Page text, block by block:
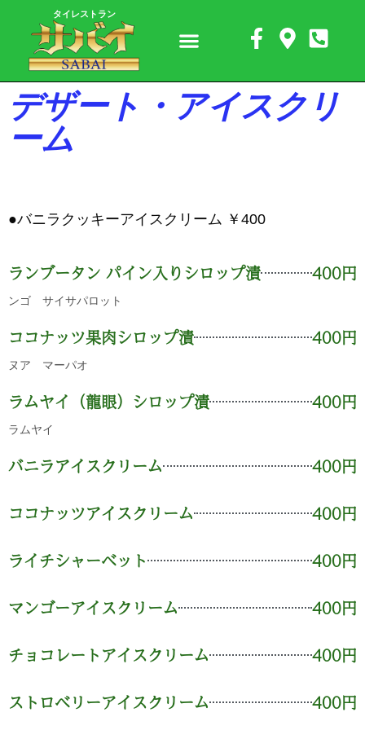
タイレストラン
デザート・アイスクリ
ーム
●バニラクッキーアイスクリーム ￥400
ランブータン パイン入りシロップ漬 400円
ンゴ サイサパロット
ココナッツ果肉シロップ漬 400円
ヌア マーパオ
ラムヤイ（龍眼）シロップ漬 400円
ラムヤイ
バニラアイスクリーム
400円
ココナッツアイスクリーム
400円
ライチシャーベット
400円
マンゴーアイスクリーム
400円
チョコレートアイスクリーム
400円
ストロベリーアイスクリーム
400円